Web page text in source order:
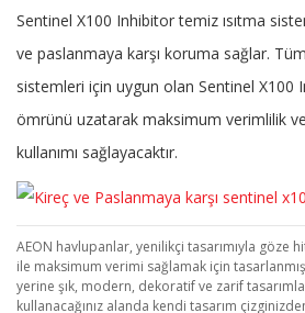
Sentinel X100 Inhibitor temiz ısıtma
ve paslanmaya karşı koruma sağlar. Tüm
sistemleri için uygun olan Sentinel X100
ömrünü uzatarak maksimum verimlilik
kullanımı sağlayacaktır.
AEON havlupanlar, yenilikçi tasarımıyla göze
ile maksimum verimi sağlamak için
yerine şık, modern, dekoratif ve zarif
kullanacağınız alanda kendi tasarım